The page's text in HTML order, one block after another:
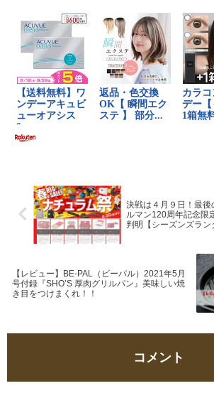
決戦は４月９日！最
ルマン120周年記念限
判明【シーズンズラン
【レビュー】BE-PAL（ビーパル）2021年5月
号付録『SHO’S 厚肉グリルパン』美味しい焼
き目をつけまくれ！！
コメント